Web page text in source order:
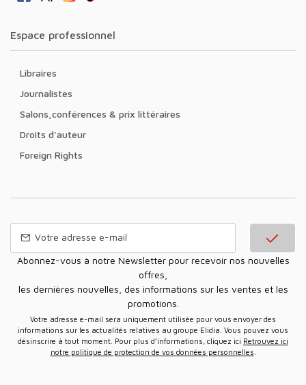
Espace professionnel
Libraires
Journalistes
Salons,conférences & prix littéraires
Droits d'auteur
Foreign Rights
Abonnez-vous à notre Newsletter pour recevoir nos nouvelles
offres,
les dernières nouvelles, des informations sur les ventes et les
promotions.
Votre adresse e-mail sera uniquement utilisée pour vous envoyer des
informations sur les actualités relatives au groupe Elidia. Vous pouvez vous
désinscrire à tout moment. Pour plus d’informations, cliquez ici Retrouvez ici
notre politique de protection de vos données personnelles